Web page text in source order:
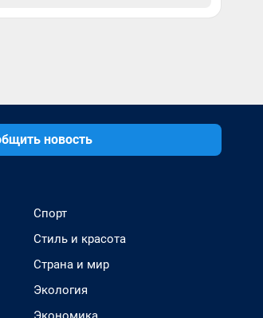
новость
Спорт
Стиль и красота
Страна и мир
Экология